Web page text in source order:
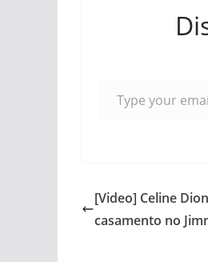
[Video] Celine
casamento no